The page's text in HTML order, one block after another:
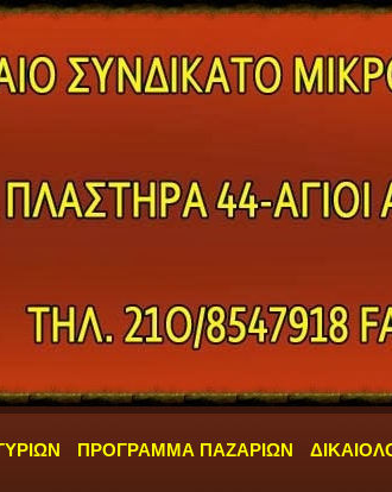
ΠΡΟΓΡΑΜΜΑ ΠΑΖΑΡΙΩΝ